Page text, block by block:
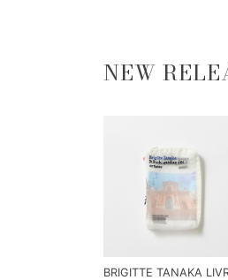
NEW
BRIGITTE TANAKA